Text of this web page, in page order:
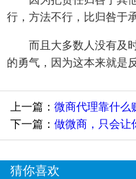
行，方法不行，比归咎于
而且大多数人没有及时
的勇气，因为这本来就是
上一篇： 微商代理靠什么
下一篇： 做微商，只会让
猜你喜欢